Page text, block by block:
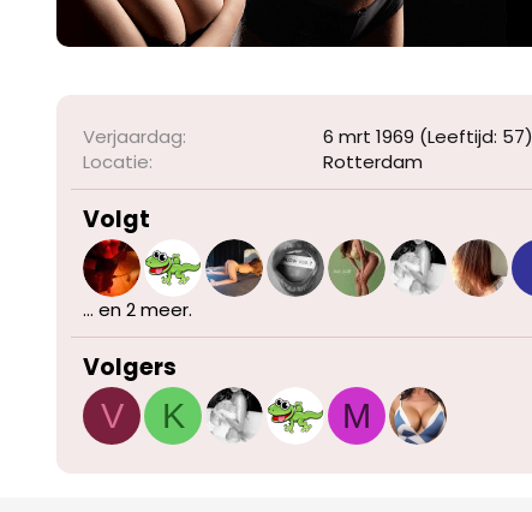
Verjaardag
6 mrt 1969 (Leeftijd: 57)
Locatie
Rotterdam
Volgt
... en 2 meer.
Volgers
V K M